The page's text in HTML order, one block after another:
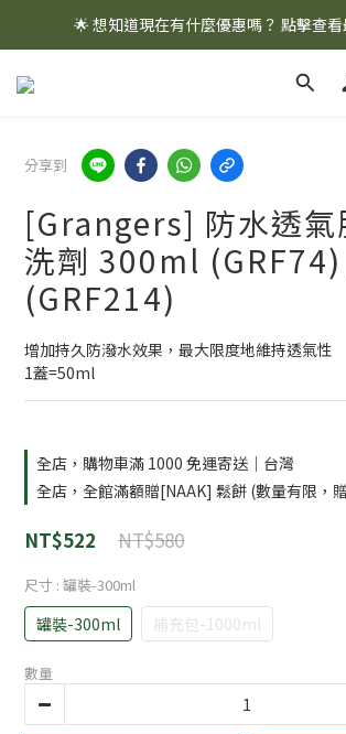
🌟 想知道現在有什麼優惠嗎？ 點擊查看
🌟 想知道現在有什麼優惠嗎？ 點擊查看
全館消費滿 $1,000 即享免運優
分享到
[Grangers] 防水透氣
洗劑 300ml
(GRF214)
增加持久防潑水效果，最大限度地維持透氣性
1蓋=50ml
全店，購物車滿 1000 免運寄送｜台灣
全店，全館滿額贈[NAAK] 鬆餅 (數量有限，
NT$580
NT$522
尺寸 : 罐裝-300ml
罐裝-300ml 補充包-1000ml
數量